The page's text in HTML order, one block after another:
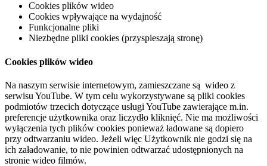
Cookies plików wideo
Cookies wpływające na wydajność
Funkcjonalne pliki
Niezbędne pliki cookies (przyspieszają stronę)
Cookies plików wideo
Na naszym serwisie internetowym, zamieszczane są wideo z
serwisu YouTube. W tym celu wykorzystywane są pliki cookies
podmiotów trzecich dotyczące usługi YouTube zawierające m.in.
preferencje użytkownika oraz liczydło kliknięć. Nie ma możliwości
wyłączenia tych plików cookies ponieważ ładowane są dopiero
przy odtwarzaniu wideo. Jeżeli więc Użytkownik nie godzi się na
ich załadowanie, to nie powinien odtwarzać udostępnionych na
stronie wideo filmów.